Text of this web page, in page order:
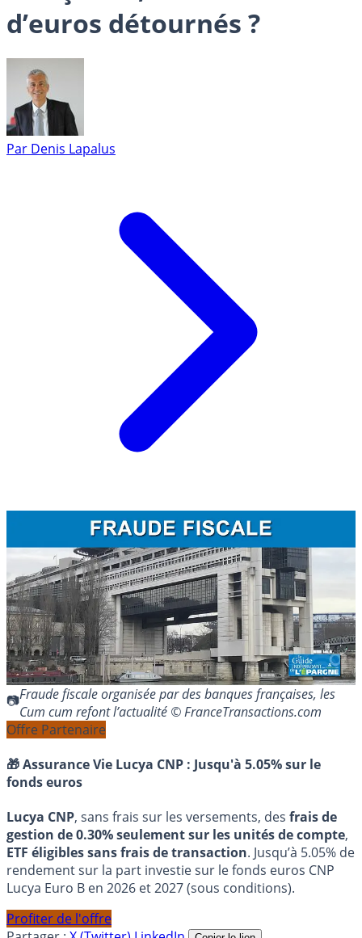
d’euros détournés ?
Par Denis Lapalus
Fraude fiscale organisée par des banques françaises, les
Cum cum refont l’actualité © FranceTransactions.com
Offre Partenaire
🎁 Assurance Vie Lucya CNP : Jusqu'à 5.05% sur le
fonds euros
Lucya CNP, sans frais sur les versements, des frais de
gestion de 0.30% seulement sur les unités de compte,
ETF éligibles sans frais de transaction. Jusqu’à 5.05% de
rendement sur la part investie sur le fonds euros CNP
Lucya Euro B en 2026 et 2027 (sous conditions).
Profiter de l'offre